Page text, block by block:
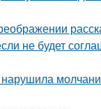
не будет